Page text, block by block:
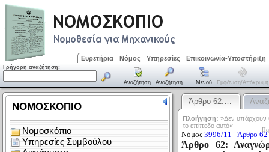
Ευρετήρια Νόμος Υπηρεσίες Επικοινωνία-Υποστήριξη
Γρήγορη αναζήτηση:
Αναζήτηση Αναζήτηση Μενού Εμφάνιση/απόκρυψη
Άρθρο 62:…